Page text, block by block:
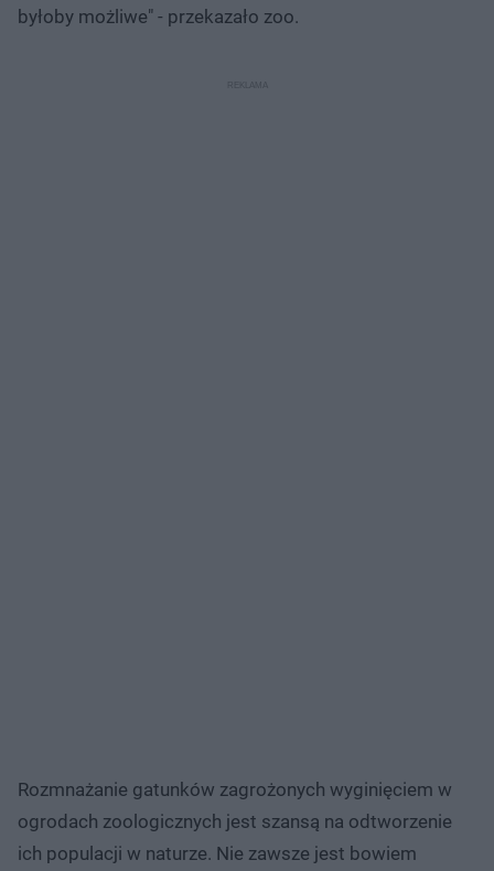
byłoby możliwe" - przekazało zoo.
Rozmnażanie gatunków zagrożonych wyginięciem w
ogrodach zoologicznych jest szansą na odtworzenie
ich populacji w naturze. Nie zawsze jest bowiem